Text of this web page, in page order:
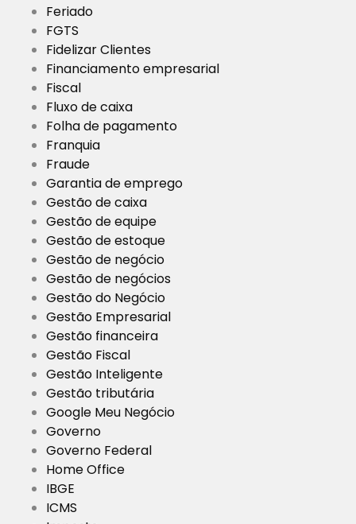
Feriado
FGTS
Fidelizar Clientes
Financiamento empresarial
Fiscal
Fluxo de caixa
Folha de pagamento
Franquia
Fraude
Garantia de emprego
Gestão de caixa
Gestão de equipe
Gestão de estoque
Gestão de negócio
Gestão de negócios
Gestão do Negócio
Gestão Empresarial
Gestão financeira
Gestão Fiscal
Gestão Inteligente
Gestão tributária
Google Meu Negócio
Governo
Governo Federal
Home Office
IBGE
ICMS